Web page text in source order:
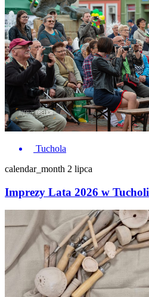
Tuchola
calendar_month 2 lipca
Imprezy Lata 2026 w Tucholi